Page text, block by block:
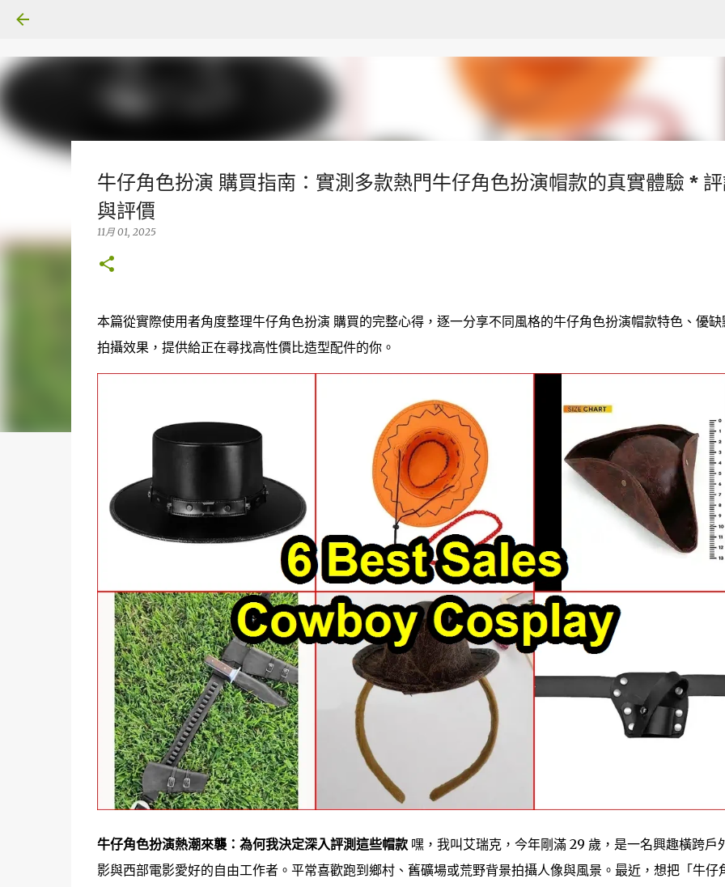
牛仔角色扮演 購買指南：實測多款熱門牛仔角色扮演帽款的真實體驗 *
與評價
11月 01, 2025
本篇從實際使用者角度整理牛仔角色扮演 購買的完整心得，逐一分享不同風格的牛仔角色扮演帽款特色、優缺
拍攝效果，提供給正在尋找高性價比造型配件的你。
牛仔角色扮演熱潮來襲：為何我決定深入評測這些帽款嘿，我叫艾瑞克，今年剛滿 29 歲，是一名興趣橫跨戶
影與西部電影愛好的自由工作者。平常喜歡跑到鄉村、舊礦場或荒野背景拍攝人像與風景。最近，想把「牛仔